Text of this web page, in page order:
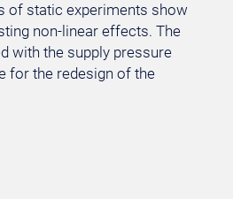
of static experiments show
non-linear effects. The
with the supply pressure
for the redesign of the